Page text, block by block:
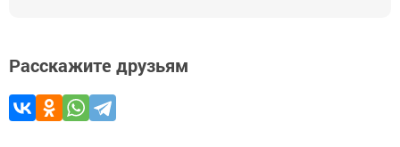
Расскажите друзьям